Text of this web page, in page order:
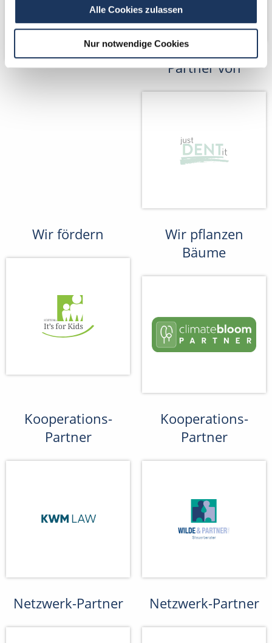
Alle Cookies zulassen
Nur notwendige Cookies
Partner von
Wir fördern
Wir pflanzen
Bäume
Kooperations-
Partner
Kooperations-
Partner
Netzwerk-Partner Netzwerk-Partner